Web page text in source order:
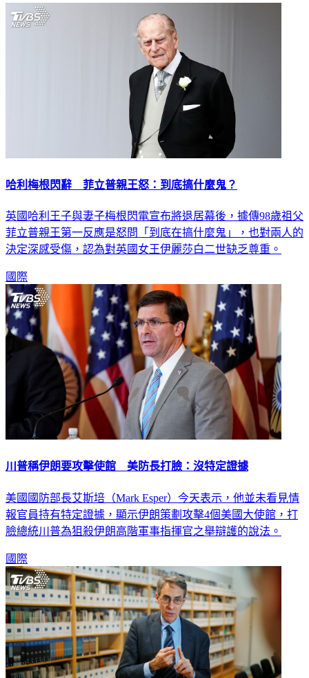
哈利梅根閃辭 菲立普親王怒：到底搞什麼鬼？
英國哈利王子與妻子梅根閃電宣布將退居幕後，據傳98歲祖父
菲立普親王第一反應是怒問「到底在搞什麼鬼」，也對兩人的
決定深感受傷，認為對英國女王伊麗莎白二世缺乏尊重。
國際
川普稱伊朗要攻擊使館 美防長打臉：沒特定證據
美國國防部長艾斯培（Mark Esper）今天表示，他並未看見情
報官員持有特定證據，顯示伊朗策劃攻擊4個美國大使館，打
臉總統川普為狙殺伊朗高階軍事指揮官之舉辯護的說法。
國際